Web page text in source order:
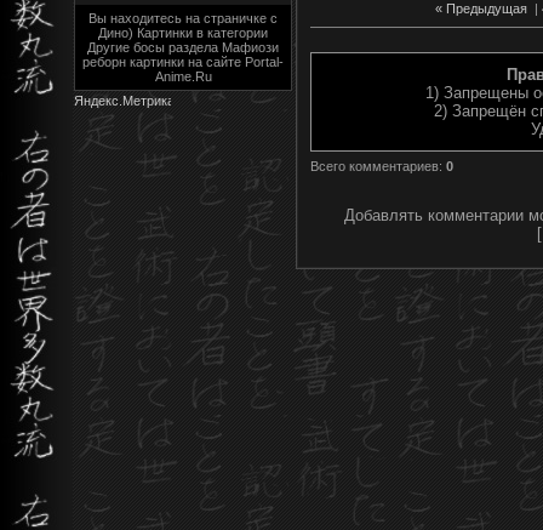
Вы находитесь на страничке с
Дино) Картинки в категории
Другие босы раздела Мафиози
реборн картинки на сайте Portal-
Anime.Ru
« Предыдущая|
1) Запрещены
2) Запрещён
Всего комментариев: 0
Добавлять комментарии